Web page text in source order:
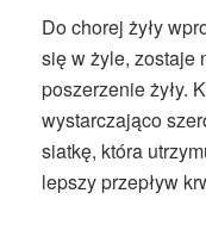
Do chorej żyły
się w żyle, zostaje
poszerzenie żyły.
wystarczająco
siatkę, która
lepszy przepływ